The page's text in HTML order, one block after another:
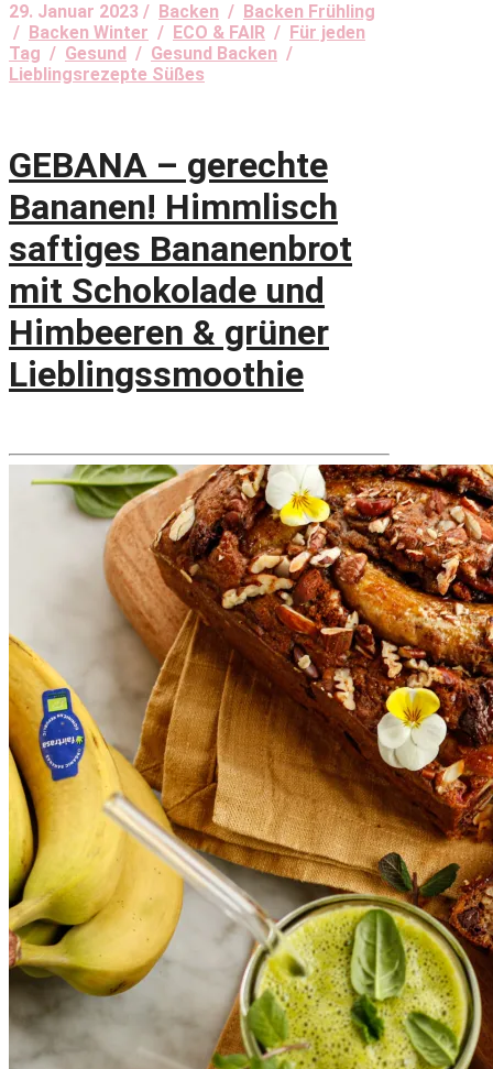
29. Januar 2023 / Backen / Backen Frühling
/ Backen Winter / ECO & FAIR / Für jeden
Tag / Gesund / Gesund Backen /
Lieblingsrezepte Süßes
GEBANA – gerechte
Bananen! Himmlisch
saftiges Bananenbrot
mit Schokolade und
Himbeeren & grüner
Lieblingssmoothie